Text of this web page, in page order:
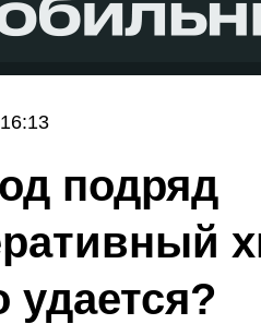
подряд
удается?